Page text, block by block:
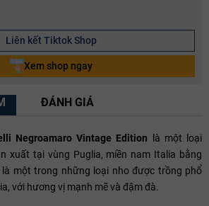
Liên kết Tiktok Shop
Xem shop ngay
ĐÁNH GIÁ
Negroamaro Vintage Edition là một loại
xuất tại vùng Puglia, miền nam Italia bằng
là một trong những loại nho được trồng phổ
với hương vị mạnh mẽ và đậm đà.